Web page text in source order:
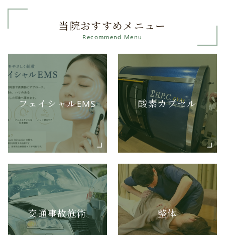
当院おすすめメニュー
Recommend Menu
フェイシャルEMS 酸素カプセル
交通事故施術 整体